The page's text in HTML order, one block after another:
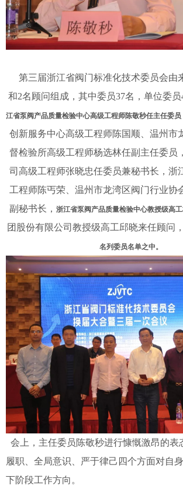
第三届浙江省阀门标准化技术委员会由
和2名顾问组成，其中委员37名，单位委员
江省泵阀产品质量检验中心高级工程师陈敬秒任主任委员
创新服务中心高级工程师陈国顺、温州市
督检验所高级工程师杨选林任副主任委员
司高级工程师张晓忠任委员兼秘书长，浙
工程师陈丐荣、温州市龙湾区阀门行业协
副秘书长， 浙江省泵阀产品质量检验中心教授级高
团股份有限公司教授级高工邱晓来任顾问，
名列委员名单之中。
会上，主任委员陈敬秒进行慷慨激昂的表
履职、全局意识、严于律己四个方面对自
下阶段工作方向。